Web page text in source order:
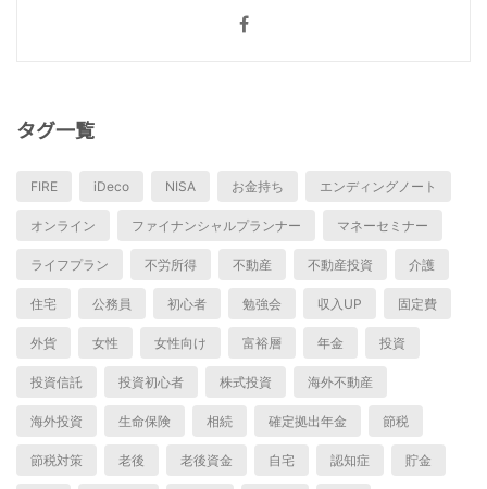
タグ一覧
FIRE iDeco NISA お金持ち エンディングノート
オンライン ファイナンシャルプランナー マネーセミナー
ライフプラン 不労所得 不動産 不動産投資 介護
住宅 公務員 初心者 勉強会 収入UP 固定費
外貨 女性 女性向け 富裕層 年金 投資
投資信託 投資初心者 株式投資 海外不動産
海外投資 生命保険 相続 確定拠出年金 節税
節税対策 老後 老後資金 自宅 認知症 貯金